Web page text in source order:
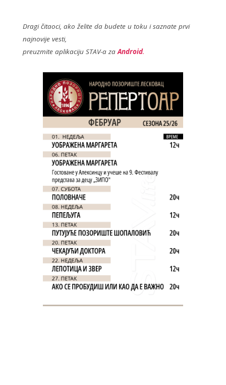
o
o
Dragi čitaoci, ako želite da budete u toku i saznate prvi
najnovije vesti,
preuzmite aplikaciju STAV-a zaAndroid.